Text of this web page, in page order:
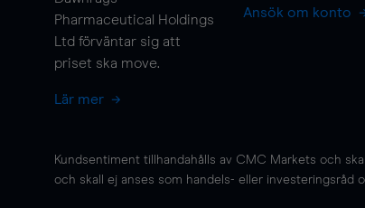
Pharmaceutical Holdings
Ltd förväntar sig att
priset ska move.
Lär mer
Ansök om konto
Kundsentiment tillhandahålls av CMC Markets och
och skall ej anses som handels- eller investeringsråd